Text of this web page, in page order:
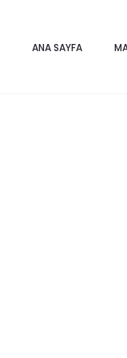
ANA SAYFA